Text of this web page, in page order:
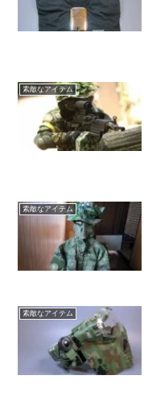
素敵なアイテム
素敵なアイテム
素敵なアイテム